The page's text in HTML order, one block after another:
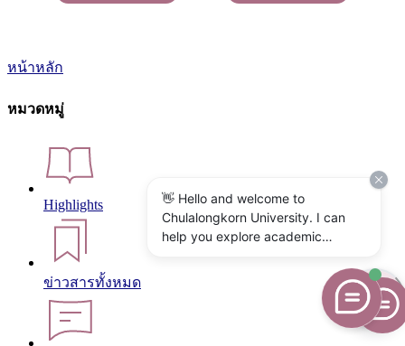
หน้าหลัก
หมวดหมู่
Highlights
ข่าวสารทั้งหมด
👋 Hello and welcome to
Chulalongkorn University. I can
help you explore academic